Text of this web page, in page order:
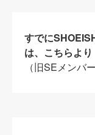
すでに
は、こちらより
（旧SEメンバ